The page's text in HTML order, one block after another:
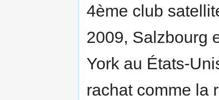
4ème club
2009, Salzbourg
York au États-
rachat comme la